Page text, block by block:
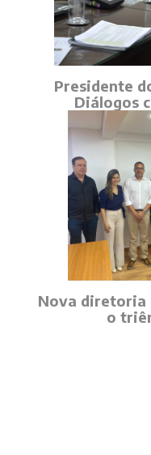
Presidente
Diálogos
Nova diretoria
o